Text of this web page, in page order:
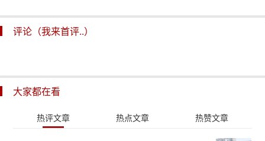
评论（我来首评..）
大家都在看
热评文章 热点文章 热赞文章